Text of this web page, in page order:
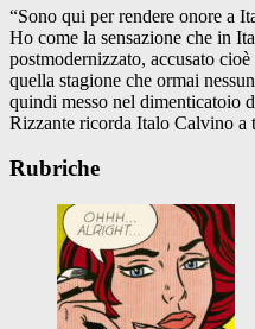
“Sono qui per rendere onore a
Ho come la sensazione che in
postmodernizzato, accusato
quella stagione che ormai
quindi messo nel dimenticatoio
Rizzante ricorda Italo Calvino a
Rubriche